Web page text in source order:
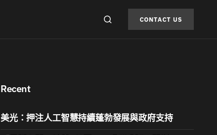
CONTACT US
Recent
美光：押注人工智慧持續蓬勃發展與政府支持